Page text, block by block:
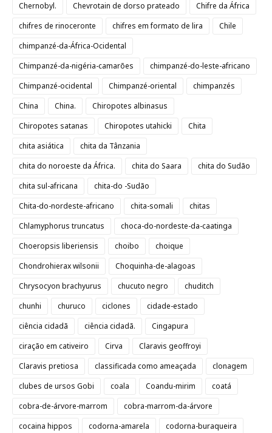
Chernobyl.
Chevrotain de dorso prateado
Chifre da África
chifres de rinoceronte
chifres em formato de lira
Chile
chimpanzé-da-África-Ocidental
Chimpanzé-da-nigéria-camarões
chimpanzé-do-leste-africano
Chimpanzé-ocidental
Chimpanzé-oriental
chimpanzés
China
China.
Chiropotes albinasus
Chiropotes satanas
Chiropotes utahicki
Chita
chita asiática
chita da Tânzania
chita do noroeste da África.
chita do Saara
chita do Sudão
chita sul-africana
chita-do -Sudão
Chita-do-nordeste-africano
chita-somali
chitas
Chlamyphorus truncatus
choca-do-nordeste-da-caatinga
Choeropsis liberiensis
choibo
choique
Chondrohierax wilsonii
Choquinha-de-alagoas
Chrysocyon brachyurus
chucuto negro
chuditch
chunhi
churuco ciclones
cidade-estado
ciência cidadã
ciência cidadã.
Cingapura
ciração em cativeiro
Cirva
Claravis geoffroyi
Claravis pretiosa
classificada como ameaçada
clonagem
clubes de ursos Gobi
coala Coandu-mirim
coatá
cobra-de-árvore-marrom
cobra-marrom-da-árvore
cocaina hippos
codorna-amarela
codorna-buraqueira